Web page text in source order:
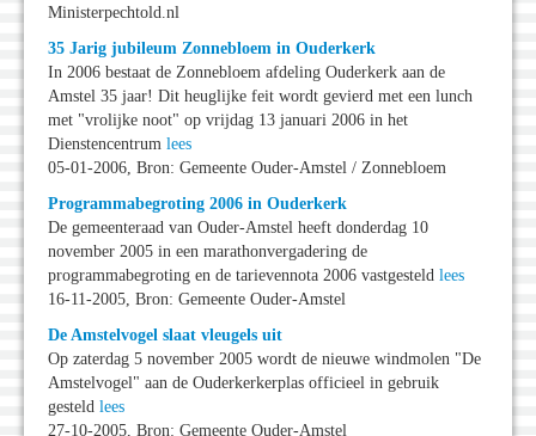
Ministerpechtold.nl
35 Jarig jubileum Zonnebloem in Ouderkerk
In 2006 bestaat de Zonnebloem afdeling Ouderkerk aan de
Amstel 35 jaar! Dit heuglijke feit wordt gevierd met een lunch
met "vrolijke noot" op vrijdag 13 januari 2006 in het
Dienstencentrum lees
05-01-2006, Bron: Gemeente Ouder-Amstel / Zonnebloem
Programmabegroting 2006 in Ouderkerk
De gemeenteraad van Ouder-Amstel heeft donderdag 10
november 2005 in een marathonvergadering de
programmabegroting en de tarievennota 2006 vastgesteld lees
16-11-2005, Bron: Gemeente Ouder-Amstel
De Amstelvogel slaat vleugels uit
Op zaterdag 5 november 2005 wordt de nieuwe windmolen "De
Amstelvogel" aan de Ouderkerkerplas officieel in gebruik
gesteld lees
27-10-2005, Bron: Gemeente Ouder-Amstel